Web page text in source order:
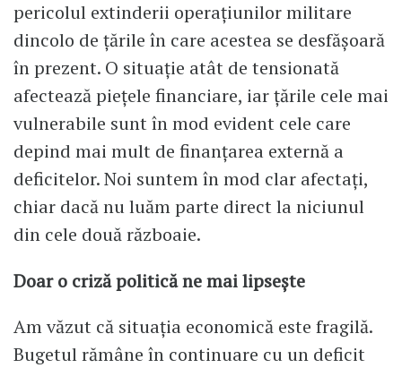
pericolul extinderii operațiunilor militare
dincolo de țările în care acestea se desfășoară
în prezent. O situație atât de tensionată
afectează piețele financiare, iar țările cele mai
vulnerabile sunt în mod evident cele care
depind mai mult de finanțarea externă a
deficitelor. Noi suntem în mod clar afectați,
chiar dacă nu luăm parte direct la niciunul
din cele două războaie.
Doar o criză politică ne mai lipsește
Am văzut că situația economică este fragilă.
Bugetul rămâne în continuare cu un deficit